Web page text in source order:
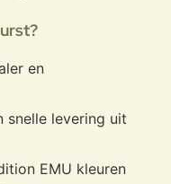
en
snelle levering uit
EMU kleuren